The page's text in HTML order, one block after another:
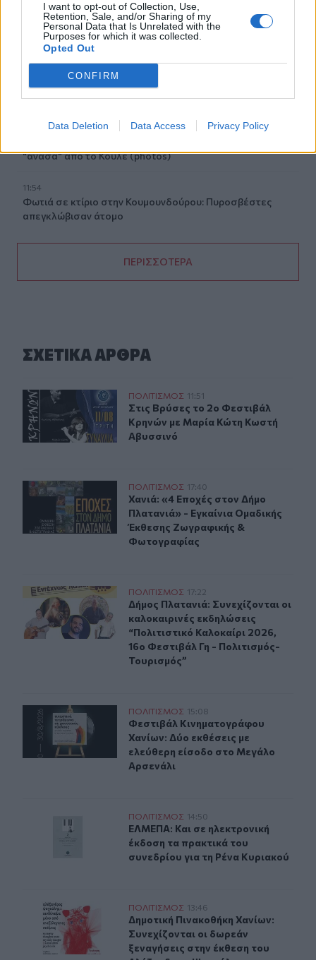
I want to opt-out of Collection, Use,
Retention, Sale, and/or Sharing of my
Personal Data that Is Unrelated with the
Purposes for which it was collected.
Opted Out
CONFIRM
Data Deletion Data Access Privacy Policy
Μυστράς: Με ψυχολογικά προβλήματα ο 55χρονος που
έκρυψε τον νεκρό πατέρα του σε καταψύκτη
12:05
Κρήτη: Στην εισαγγελία ο φάκελος για τον τουρίστα με τις
ανήθικες προτάσεις - Τι λέει η ΕΛ.ΑΣ για τη 10χρονη
"ανάσα" από το Κούλε (photos)
11:54
Φωτιά σε κτίριο στην Κουμουνδούρου: Πυροσβέστες
απεγκλώβισαν άτομο
ΠΕΡΙΣΣΟΤΕΡΑ
ΣΧΕΤΙΚA AΡΘΡΑ
Στις Βρύσες το 2ο Φεστιβάλ Κρηνών με Μαρία Κώτη
ΠΟΛΙΤΙΣΜΟΣ 11:51
Στις Βρύσες το 2ο Φεστιβάλ
Στις Βρύσες το 2ο Φεστιβάλ
Κρηνών με Μαρία Κώτη Κωστή
Αβυσσινό
Χανιά: «4 Εποχές στον Δήμο Πλατανιά» - Εγκαίνια
ΠΟΛΙΤΙΣΜΟΣ 17:40
Χανιά: «4 Εποχές στον Δήμο
Χανιά: «4 Εποχές στον Δήμο
Πλατανιά» - Εγκαίνια Ομαδικής
Έκθεσης Ζωγραφικής &
Φωτογραφίας
Δήμος Πλατανιά: Συνεχίζονται οι καλοκαιρινές
ΠΟΛΙΤΙΣΜΟΣ 17:22
Δήμος Πλατανιά: Συνεχίζονται οι
Δήμος Πλατανιά: Συνεχίζονται οι
καλοκαιρινές εκδηλώσεις
“Πολιτιστικό Καλοκαίρι 2026,
16ο Φεστιβάλ Γη - Πολιτισμός-
Τουρισμός”
Δύο ξεχωριστές εκθέσεις του Φεστιβάλ
ΠΟΛΙΤΙΣΜΟΣ 15:08
Φεστιβάλ Κινηματογράφου
Φεστιβάλ Κινηματογράφου
Χανίων: Δύο εκθέσεις με
ελεύθερη είσοδο στο Μεγάλο
Αρσενάλι
ΕΛΜΕΠΑ: Και σε ηλεκτρονική έκδοση τα πρακτικά του
ΠΟΛΙΤΙΣΜΟΣ 14:50
ΕΛΜΕΠΑ: Και σε ηλεκτρονική
ΕΛΜΕΠΑ: Και σε ηλεκτρονική
έκδοση τα πρακτικά του
συνεδρίου για τη Ρένα Κυριακού
Δημοτική Πινακοθήκη Χανίων: Συνεχίζονται οι
ΠΟΛΙΤΙΣΜΟΣ 13:46
Δημοτική Πινακοθήκη Χανίων:
Δημοτική Πινακοθήκη Χανίων:
Συνεχίζονται οι δωρεάν
ξεναγήσεις στην έκθεση του